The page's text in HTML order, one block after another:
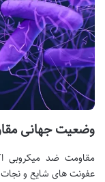
وضعیت جهانی
مقاومت ضد میکروبی
عفونت های شایع و